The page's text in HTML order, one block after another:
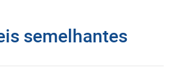
semelhantes